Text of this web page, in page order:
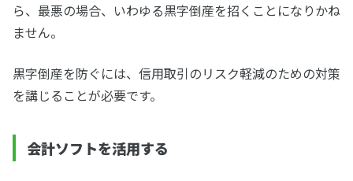
ら、最悪の場合、いわゆる黒字倒産を招くことになりかね
ません。
黒字倒産を防ぐには、信用取引のリスク軽減のための対策
を講じることが必要です。
会計ソフトを活用する